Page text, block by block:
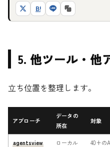
B!
5. 他ツール・他
立ち位置を整理します。
アプローチ
データの
所在
対象
agentsview ローカル
40+の